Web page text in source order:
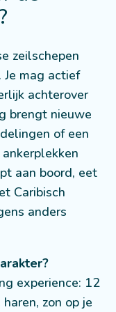
zeilschepen
mag actief
achterover
brengt nieuwe
of een
aan boord, eet
Caribisch
anders
experience: 12
zon op je